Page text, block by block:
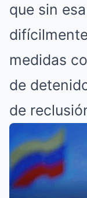
que sin
medidas
de
de